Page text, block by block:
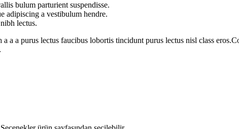
bulum parturient suspendisse.
adipiscing a vestibulum hendre.
lectus.
a a purus lectus faucibus lobortis tincidunt purus lectus nisl class